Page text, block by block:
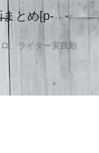
とめ[p-
、ライター実践動